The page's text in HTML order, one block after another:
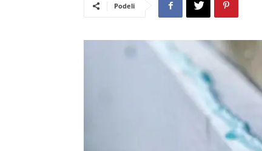
Podeli